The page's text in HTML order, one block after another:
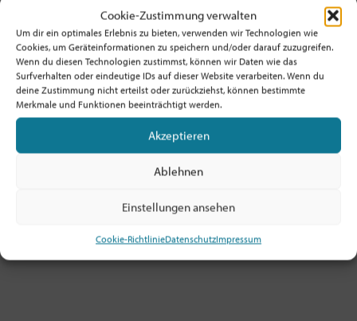
Cookie-Zustimmung verwalten
Um dir ein optimales Erlebnis zu bieten, verwenden wir Technologien wie
Cookies, um Geräteinformationen zu speichern und/oder darauf zuzugreifen.
Wenn du diesen Technologien zustimmst, können wir Daten wie das
Surfverhalten oder eindeutige IDs auf dieser Website verarbeiten. Wenn du
deine Zustimmung nicht erteilst oder zurückziehst, können bestimmte
Merkmale und Funktionen beeinträchtigt werden.
Akzeptieren
Ablehnen
Einstellungen ansehen
Cookie-RichtlinieDatenschutzImpressum